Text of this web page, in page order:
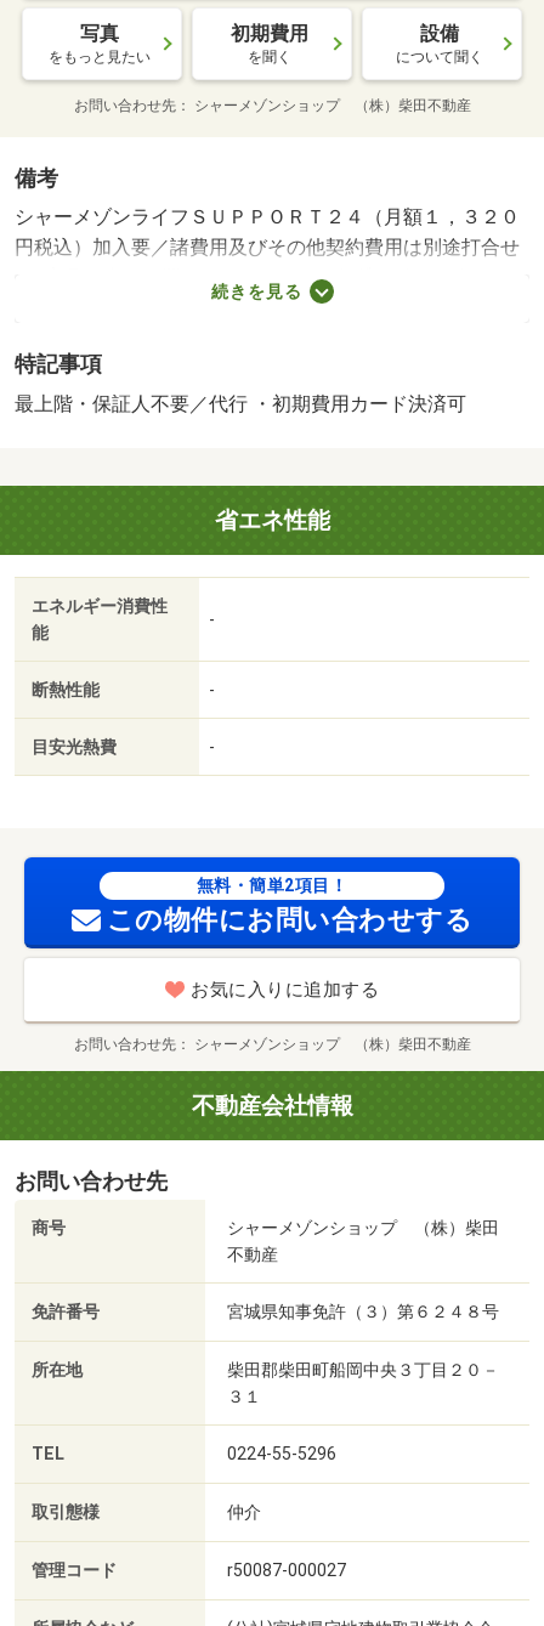
写真
をもっと見たい
初期費用
を聞く
設備
について聞く
お問い合わせ先 シャーメゾンショップ （株）柴田不動産
備考
シャーメゾンライフＳＵＰＰＯＲＴ２４（月額１，３２０
円税込）加入要／諸費用及びその他契約費用は別途打合せ
／※家具や車は配置イメージであり、賃貸物件には含まれ
ません（家具家電付等を除く）。・賃貸保証等：加入要
（税込）、月額保証料：賃料等の２％、保証会社：積水ハ
ウスシャーメゾンパートナーズ）・維持費等：シャーメゾ
と宅配ボックスついております。ヨークベニマル柴田店ま
で４８０ｍ（徒歩６分）単身者・社会人におすすめ・駐輪
場：有・仲介手数料：１．１ヶ月/町内会費年額 1000円/退
去クリーニング費用 81400円
続きを見る
特記事項
最上階・保証人不要／代行 ・初期費用カード決済可
省エネ性能
エネルギー消費性
能
-
断熱性能 -
目安光熱費 -
無料・簡単2項目！
この物件にお問い合わせする
お気に入りに追加する
お問い合わせ先 シャーメゾンショップ （株）柴田不動産
不動産会社情報
お問い合わせ先
商号
シャーメゾンショップ （株）柴田
不動産
免許番号 宮城県知事免許（３）第６２４８号
所在地
柴田郡柴田町船岡中央３丁目２０－
３１
TEL 0224-55-5296
取引態様 仲介
管理コード r50087-000027